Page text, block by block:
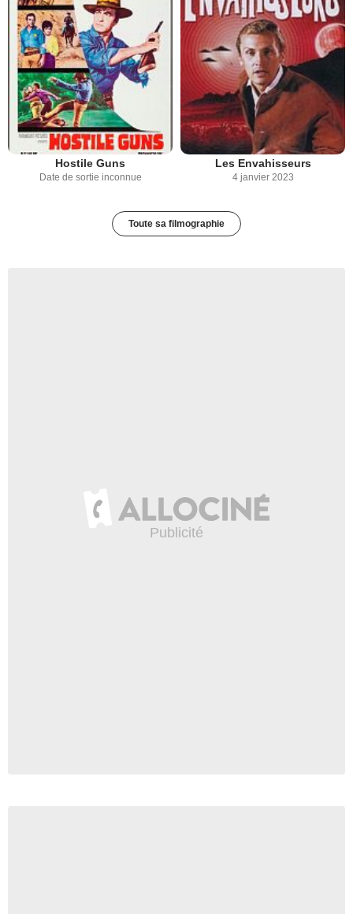
Hostile Guns
Date de sortie inconnue
Les Envahisseurs
4 janvier 2023
Toute sa filmographie